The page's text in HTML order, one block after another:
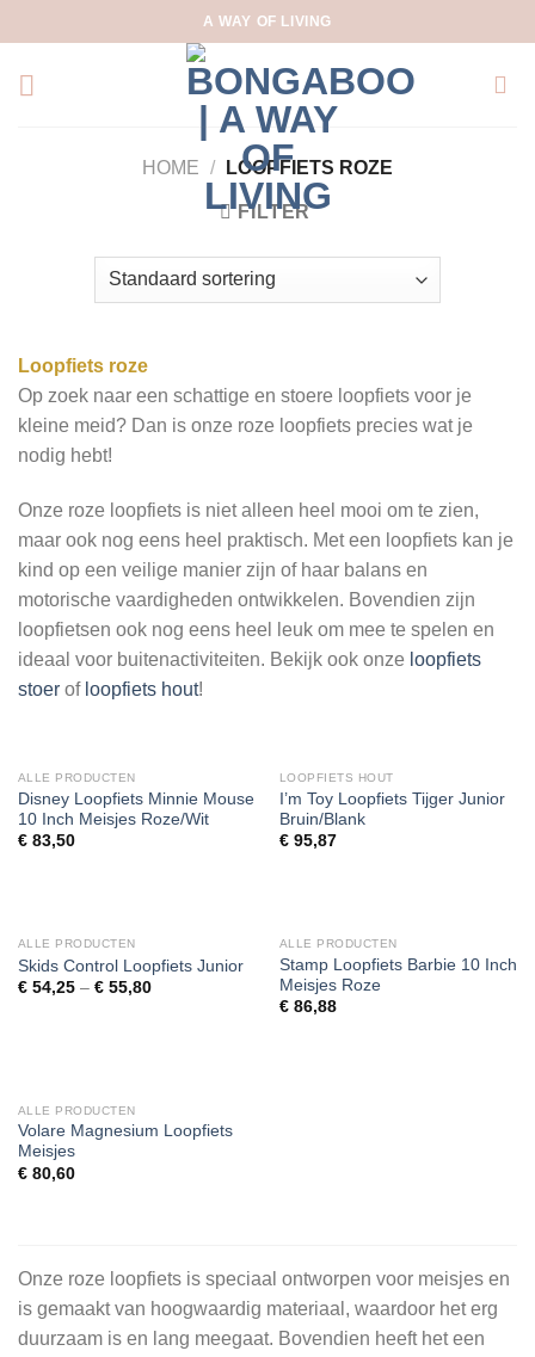
to
content
A WAY OF LIVING
HOME / LOOPFIETS ROZE
FILTER
Loopfiets roze
Op zoek naar een schattige en stoere loopfiets voor je
kleine meid? Dan is onze roze loopfiets precies wat je
nodig hebt!
Onze roze loopfiets is niet alleen heel mooi om te zien,
maar ook nog eens heel praktisch. Met een loopfiets kan je
kind op een veilige manier zijn of haar balans en
motorische vaardigheden ontwikkelen. Bovendien zijn
loopfietsen ook nog eens heel leuk om mee te spelen en
ideaal voor buitenactiviteiten. Bekijk ook onze loopfiets
stoer of loopfiets hout!
ALLE PRODUCTEN
Disney Loopfiets Minnie Mouse
10 Inch Meisjes Roze/Wit
€83,50
LOOPFIETS HOUT
I’m Toy Loopfiets Tijger Junior
Bruin/Blank
€95,87
ALLE PRODUCTEN
Skids Control Loopfiets Junior
€54,25– €55,80
ALLE PRODUCTEN
Stamp Loopfiets Barbie 10 Inch
Meisjes Roze
€86,88
ALLE PRODUCTEN
Volare Magnesium Loopfiets
Meisjes
€80,60
Onze roze loopfiets is speciaal ontworpen voor meisjes en
is gemaakt van hoogwaardig materiaal, waardoor het erg
duurzaam is en lang meegaat. Bovendien heeft het een